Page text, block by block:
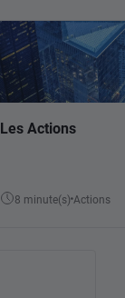
Les Actions
8 minute(s) Actions